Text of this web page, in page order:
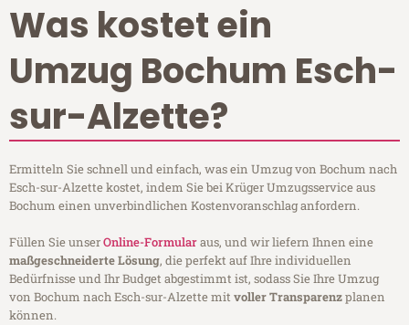
Was kostet ein
Umzug Bochum Esch-
sur-Alzette?
Ermitteln Sie schnell und einfach, was ein Umzug von Bochum nach
Esch-sur-Alzette kostet, indem Sie bei Krüger Umzugsservice aus
Bochum einen unverbindlichen Kostenvoranschlag anfordern.
Füllen Sie unserOnline-Formularaus, und wir liefern Ihnen eine
maßgeschneiderte Lösung, die perfekt auf Ihre individuellen
Bedürfnisse und Ihr Budget abgestimmt ist, sodass Sie Ihre Umzug
von Bochum nach Esch-sur-Alzette mitvoller Transparenzplanen
können.